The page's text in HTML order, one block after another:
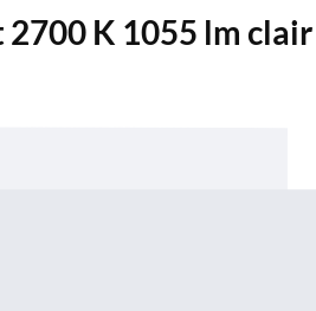
K 1055 lm